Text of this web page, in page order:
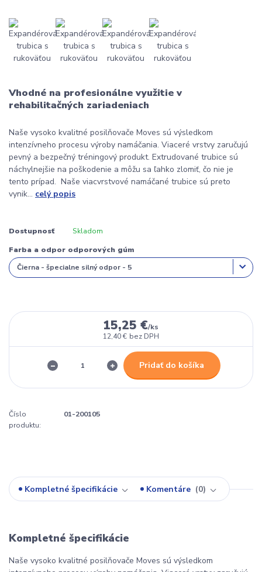
Vhodné na profesionálne využitie v
rehabilitačných zariadeniach
Naše vysoko kvalitné posilňovače Moves sú výsledkom
intenzívneho procesu výroby namáčania. Viaceré vrstvy zaručujú
pevný a bezpečný tréningový produkt. Extrudované trubice sú
náchylnejšie na poškodenie a môžu sa ľahko zlomiť, čo nie je
tento prípad. Naše viacvrstvové namáčané trubice sú preto
vynik... celý popis
Dostupnosť Skladom
Farba a odpor odporových gúm
15,25 €/ks
12,40 € bez DPH
Pridať do košíka
Číslo
produktu:
01-200105
Kompletné špecifikácie Komentáre 0
Kompletné špecifikácie
Naše vysoko kvalitné posilňovače Moves sú výsledkom